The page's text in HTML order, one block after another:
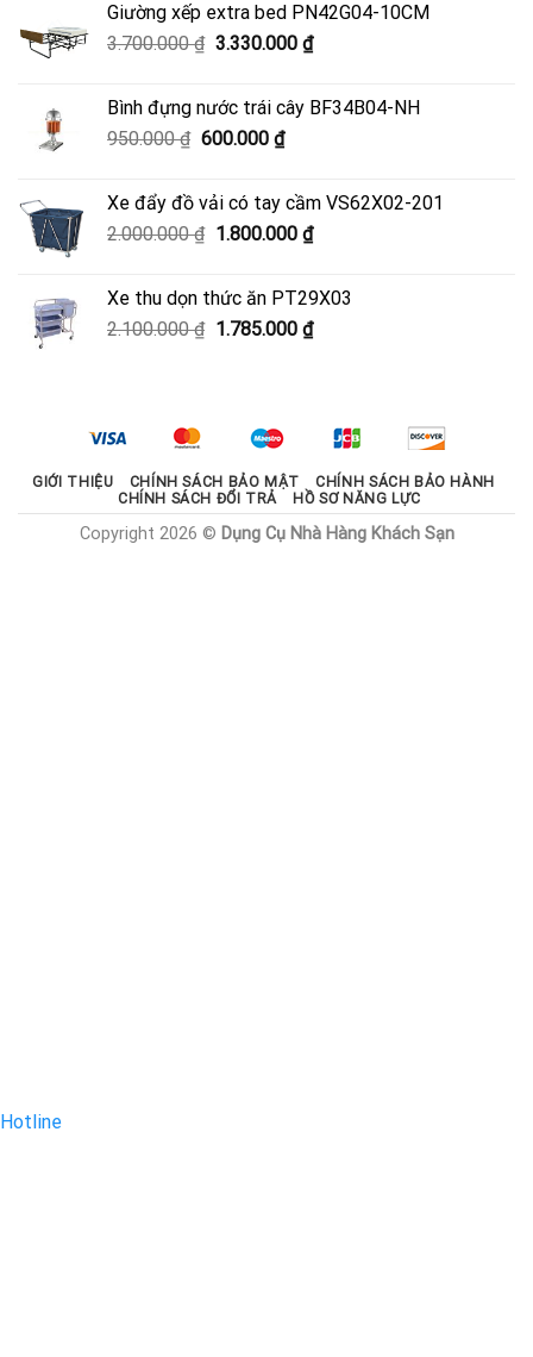
4.500.000 ₫.là:
4.050.000 ₫.
Giường xếp extra bed PN42G04-10CM
3.700.000₫ Giá
3.700.000 ₫.
3.330.000 ₫Giá
là:
Bình đựng nước trái cây BF34B04-NH
950.000₫ Giá
950.000 ₫.
600.000 ₫Giá
là:
600.000 ₫.
Xe đẩy đồ vải có tay cầm VS62X02-201
2.000.000₫ Giá
2.000.000 ₫.
1.800.000 ₫Giá
là:
1.800.000 ₫.
Xe thu dọn thức ăn PT29X03
2.100.000₫ Giá
1.785.000 ₫Giá
1.785.000 ₫.
GIỚI THIỆU CHÍNH SÁCH BẢO MẬT
CHÍNH SÁCH BẢO HÀNH
CHÍNH SÁCH ĐỔI TRẢ
HỒ SƠ NĂNG LỰC
Copyright 2026 © Dụng Cụ Nhà Hàng Khách Sạn
Hotline